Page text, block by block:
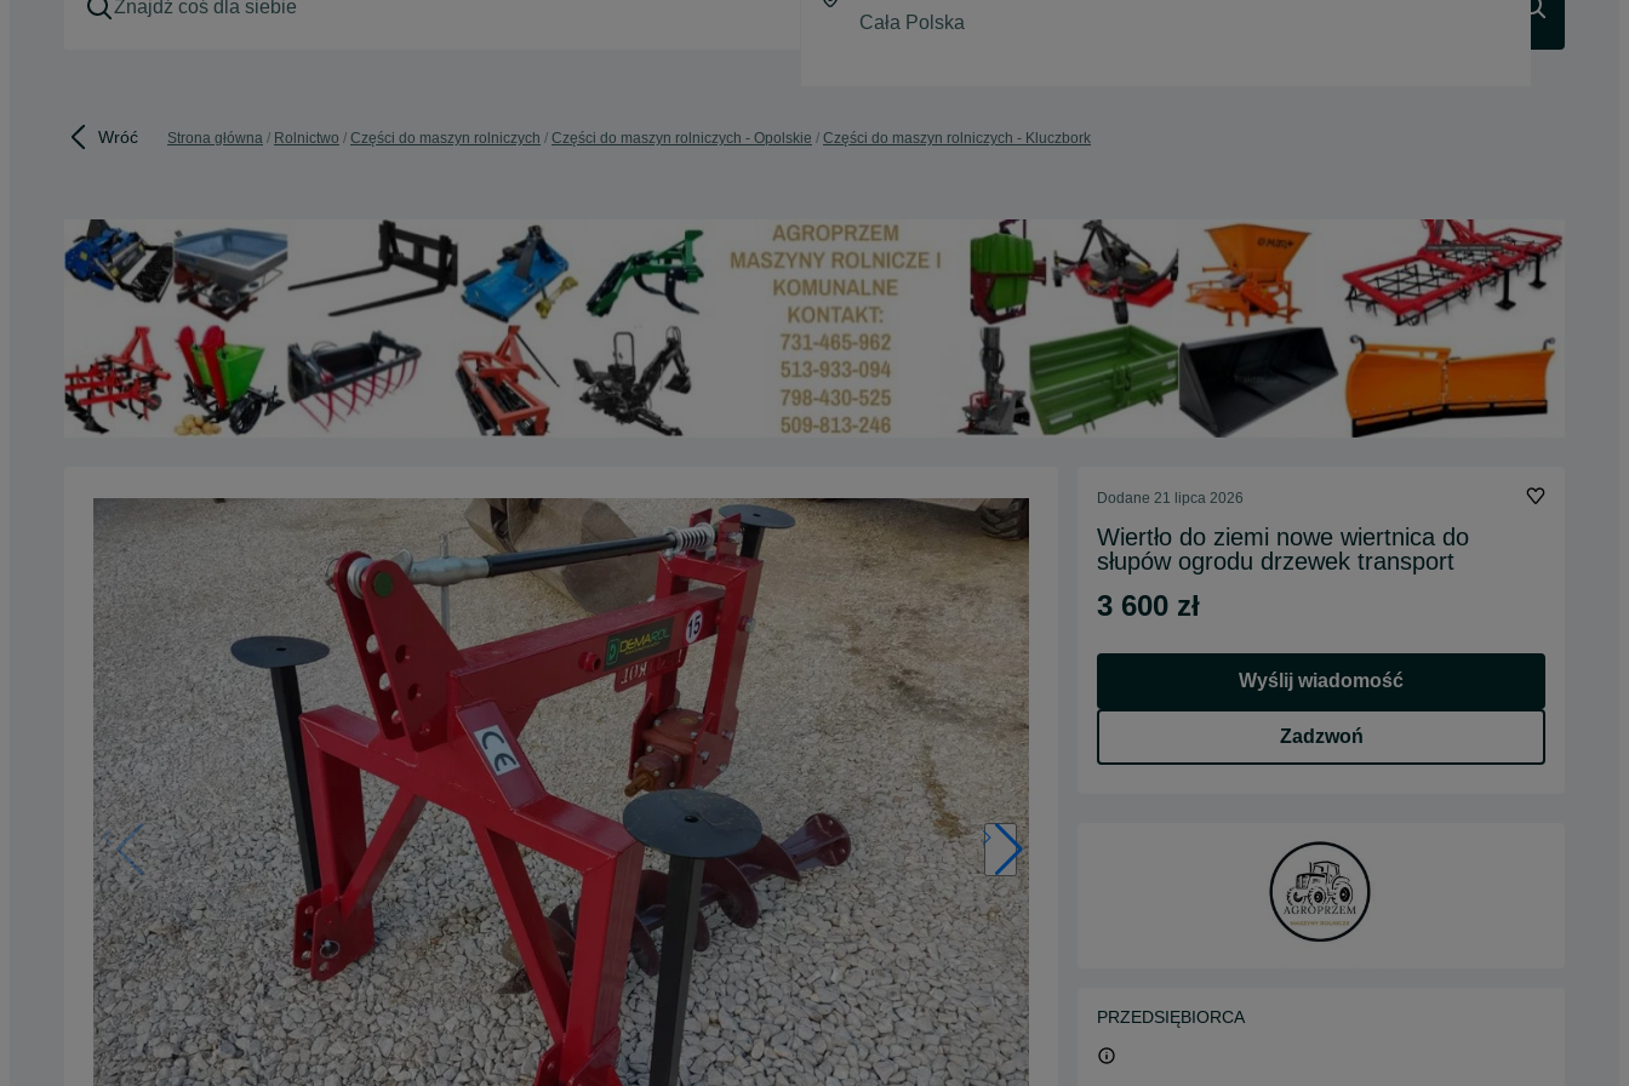
Wróć Strona główna Rolnictwo Części do maszyn rolniczych Części do maszyn rolniczych - Opolskie Części do maszyn rolniczych - Kluczbork
Dodane 21 lipca 2026
Wiertło do ziemi nowe wiertnica do
słupów ogrodu drzewek transport
3 600 zł
Wyślij wiadomość
Zadzwoń
PRZEDSIĘBIORCA